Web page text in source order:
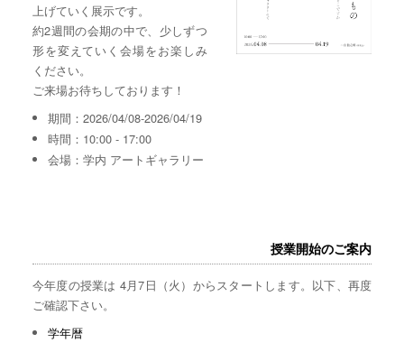
上げていく展示です。
約2週間の会期の中で、少しずつ
形を変えていく会場をお楽しみ
ください。
ご来場お待ちしております！
期間：2026/04/08-2026/04/19
時間：10:00 - 17:00
会場：学内 アートギャラリー
授業開始のご案内
今年度の授業は 4月7日（火）からスタートします。以下、再度
ご確認下さい。
学年暦